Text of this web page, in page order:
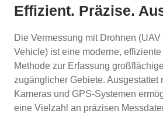
Effizient. Präzise.
Die Vermessung mit Drohnen (UAV
Vehicle) ist eine moderne,
Methode zur Erfassung
zugänglicher Gebiete. Ausgestattet
Kameras und GPS-Systemen
eine Vielzahl an präzisen